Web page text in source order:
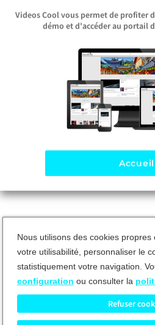
Les singles les plus écoutés du genre
trouverons des artistes internationaux
Videos Cool vous permet de profiter
démo et d'accéder au portail
Accueil
Nous utilisons des cookies
votre utilisabilité, personnaliser le
statistiquement votre navigation.
configuration ou consulter la
Refuser
CGV Protection des données
Mon